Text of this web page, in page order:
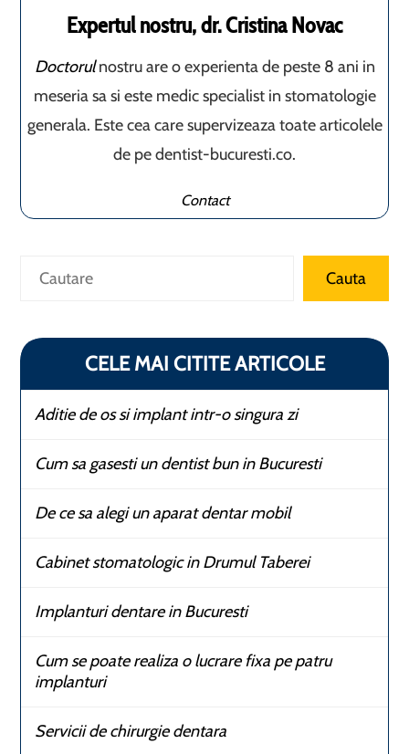
Expertul nostru, dr. Cristina Novac
Doctorulnostru are o experienta de peste 8 ani in
meseria sa si este medic specialist in stomatologie
generala. Este cea care supervizeaza toate articolele
de pe dentist-bucuresti.co.
Contact
Caută Cauta
CELE MAI CITITE ARTICOLE
Aditie de os si implant intr-o singura zi
Cum sa gasesti un dentist bun in Bucuresti
De ce sa alegi un aparat dentar mobil
Cabinet stomatologic in Drumul Taberei
Implanturi dentare in Bucuresti
Cum se poate realiza o lucrare fixa pe patru
implanturi
Servicii de chirurgie dentara